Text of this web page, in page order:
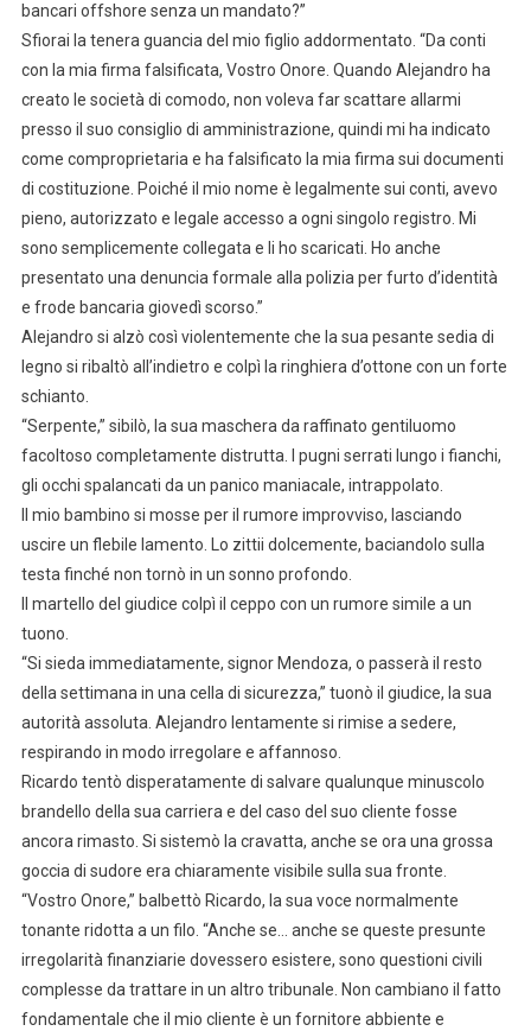
bancari offshore senza un mandato?”
Sfiorai la tenera guancia del mio figlio addormentato. “Da conti
con la mia firma falsificata, Vostro Onore. Quando Alejandro ha
creato le società di comodo, non voleva far scattare allarmi
presso il suo consiglio di amministrazione, quindi mi ha indicato
come comproprietaria e ha falsificato la mia firma sui documenti
di costituzione. Poiché il mio nome è legalmente sui conti, avevo
pieno, autorizzato e legale accesso a ogni singolo registro. Mi
sono semplicemente collegata e li ho scaricati. Ho anche
presentato una denuncia formale alla polizia per furto d’identità
e frode bancaria giovedì scorso.”
Alejandro si alzò così violentemente che la sua pesante sedia di
legno si ribaltò all’indietro e colpì la ringhiera d’ottone con un forte
schianto.
“Serpente,” sibilò, la sua maschera da raffinato gentiluomo
facoltoso completamente distrutta. I pugni serrati lungo i fianchi,
gli occhi spalancati da un panico maniacale, intrappolato.
Il mio bambino si mosse per il rumore improvviso, lasciando
uscire un flebile lamento. Lo zittii dolcemente, baciandolo sulla
testa finché non tornò in un sonno profondo.
Il martello del giudice colpì il ceppo con un rumore simile a un
tuono.
“Si sieda immediatamente, signor Mendoza, o passerà il resto
della settimana in una cella di sicurezza,” tuonò il giudice, la sua
autorità assoluta. Alejandro lentamente si rimise a sedere,
respirando in modo irregolare e affannoso.
Ricardo tentò disperatamente di salvare qualunque minuscolo
brandello della sua carriera e del caso del suo cliente fosse
ancora rimasto. Si sistemò la cravatta, anche se ora una grossa
goccia di sudore era chiaramente visibile sulla sua fronte.
“Vostro Onore,” balbettò Ricardo, la sua voce normalmente
tonante ridotta a un filo. “Anche se… anche se queste presunte
irregolarità finanziarie dovessero esistere, sono questioni civili
complesse da trattare in un altro tribunale. Non cambiano il fatto
fondamentale che il mio cliente è un fornitore abbiente e